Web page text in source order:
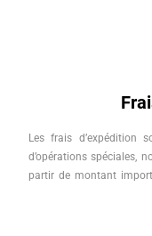
Les frais d’expédition
d’opérations spéciales,
partir de montant